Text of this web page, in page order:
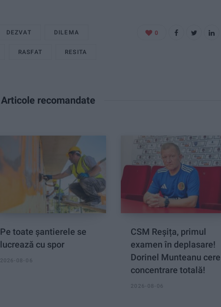
DEZVAT DILEMA
RASFAT RESITA
0
Articole recomandate
Pe toate șantierele se
lucrează cu spor
2026-08-06
CSM Reșița, primul
examen în deplasare!
Dorinel Munteanu cere
concentrare totală!
2026-08-06